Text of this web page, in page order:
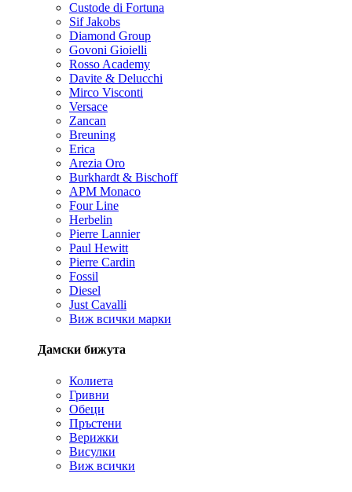
Custode di Fortuna
Sif Jakobs
Diamond Group
Govoni Gioielli
Rosso Academy
Davite & Delucchi
Mirco Visconti
Versace
Zancan
Breuning
Erica
Arezia Oro
Burkhardt & Bischoff
APM Monaco
Four Line
Herbelin
Pierre Lannier
Paul Hewitt
Pierre Cardin
Fossil
Diesel
Just Cavalli
Виж всички марки
Дамски бижута
Колиета
Гривни
Обеци
Пръстени
Верижки
Висулки
Виж всички